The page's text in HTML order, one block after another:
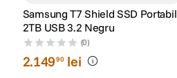
Samsung T7 Shield SSD Portabil
2TB USB 3.2 Negru
(0)
2.14990 lei